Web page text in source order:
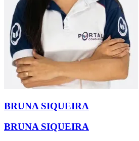
BRUNA SIQUEIRA
BRUNA SIQUEIRA